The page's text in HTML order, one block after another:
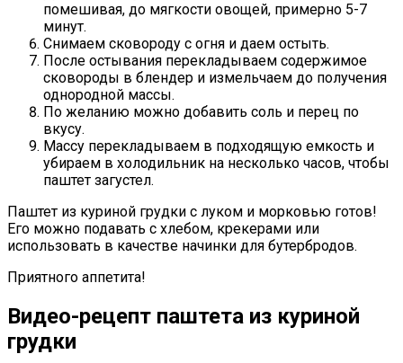
помешивая, до мягкости овощей, примерно 5-7
минут.
Снимаем сковороду с огня и даем остыть.
После остывания перекладываем содержимое
сковороды в блендер и измельчаем до получения
однородной массы.
По желанию можно добавить соль и перец по
вкусу.
Массу перекладываем в подходящую емкость и
убираем в холодильник на несколько часов, чтобы
паштет загустел.
Паштет из куриной грудки с луком и морковью готов!
Его можно подавать с хлебом, крекерами или
использовать в качестве начинки для бутербродов.
Приятного аппетита!
Видео-рецепт паштета из куриной
грудки